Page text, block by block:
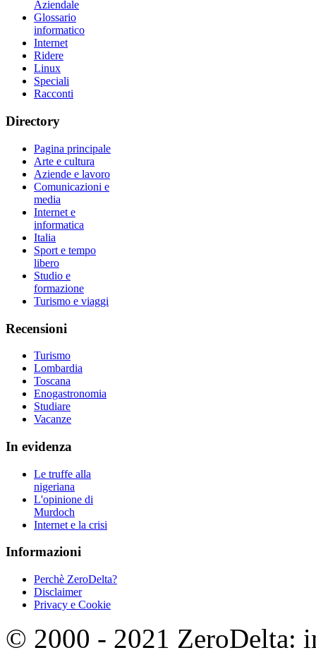
Aziendale
Glossario
informatico
Internet
Ridere
Linux
Speciali
Racconti
Directory
Pagina principale
Arte e cultura
Aziende e lavoro
Comunicazioni e
media
Internet e
informatica
Italia
Sport e tempo
libero
Studio e
formazione
Turismo e viaggi
Recensioni
Turismo
Lombardia
Toscana
Enogastronomia
Studiare
Vacanze
In evidenza
Le truffe alla
nigeriana
L'opinione di
Murdoch
Internet e la crisi
Informazioni
Perchè ZeroDelta?
Disclaimer
Privacy e Cookie
© 2000 - 2021 ZeroDelta: